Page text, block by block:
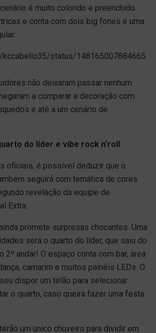
é muito colorido e preenchido
e conta com dois big fones e uma
status/148165007884665
não deixaram passar nenhum
a comparar a decoração com
e até a um cenário de
do líder e vibe rock n’roll
oficiais, é possível deduzir que o
seguirá com temática de cores
revelação da equipe de
Extra.
promete surpresas chocantes. Uma
será o quarto do líder, que saiu do
2º andar! O espaço conta com bar, área
camarim e muitos painéis LEDs. O
dispor um telão para selecionar
o quarto, caso queira fazer uma festa
um único chuveiro para dividir em